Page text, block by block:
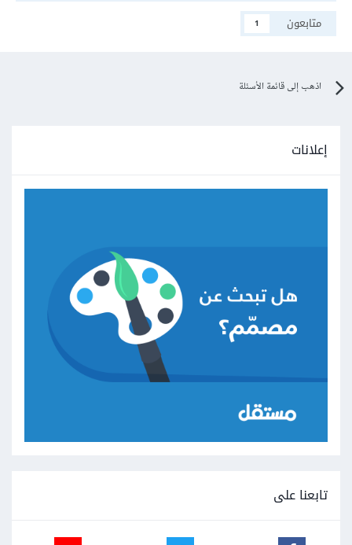
متابعون
1
اذهب إلى قائمة الأسئلة
إعلانات
تابعنا على